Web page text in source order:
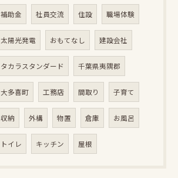
補助金 社員交流 住設 職場体験
太陽光発電 おもてなし 建設会社
タカラスタンダード 千葉県夷隅郡
大多喜町 工務店 間取り 子育て
収納 外構 物置 倉庫 お風呂
トイレ キッチン 屋根